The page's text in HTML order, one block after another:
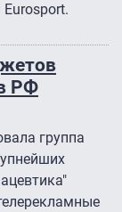
РФ
группа